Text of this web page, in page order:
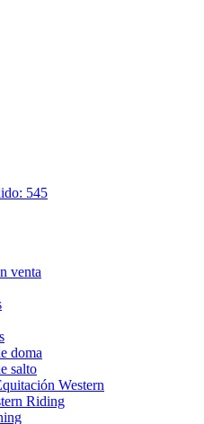
545
venta
doma
salto
Western
Riding